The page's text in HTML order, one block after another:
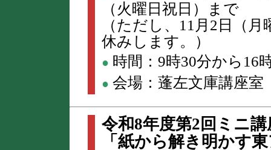
（火曜日祝日）まで
（ただし、11月2日（
休みします。）
● 時間：9時30分から16
● 会場：蓬左文庫講座室
令和8年度第2回ミニ講
「紙から解き明かす